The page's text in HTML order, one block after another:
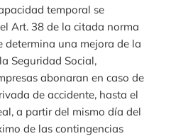
temporal se
Art. 38 de la citada norma
determina una mejora de la
Seguridad Social,
abonaran en caso de
de accidente, hasta el
a partir del mismo día del
de las contingencias